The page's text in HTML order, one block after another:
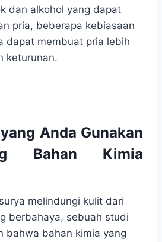
dan alkohol yang dapat
pria, beberapa kebiasaan
dapat membuat pria lebih
keturunan.
Anda Gunakan
Bahan Kimia
melindungi kulit dari
berbahaya, sebuah studi
bahwa bahan kimia yang